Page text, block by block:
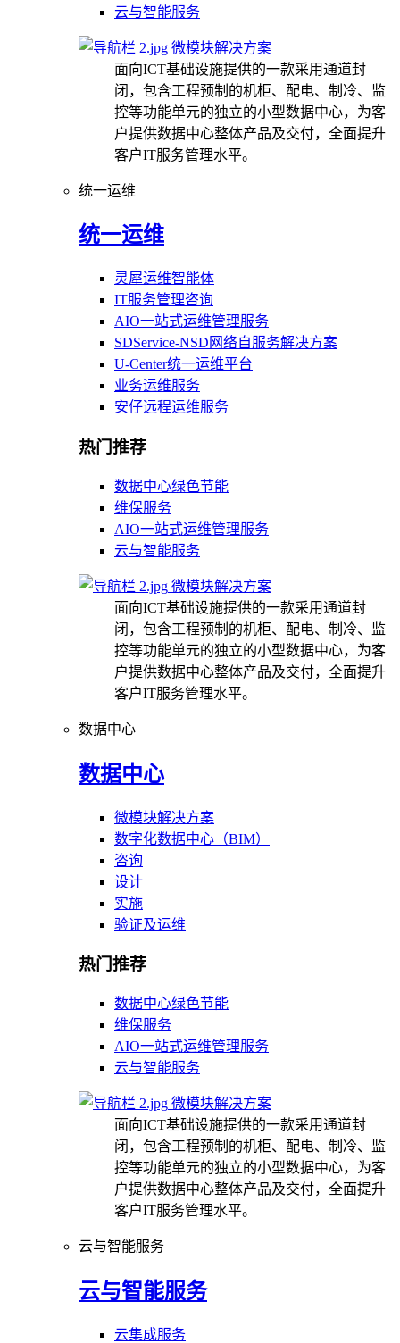
云与智能服务
微模块解决方案
面向ICT基础设施提供的一款采用通道封
闭，包含工程预制的机柜、配电、制冷、监
控等功能单元的独立的小型数据中心，为客
户提供数据中心整体产品及交付，全面提升
客户IT服务管理水平。
统一运维
统一运维
灵犀运维智能体
IT服务管理咨询
AIO一站式运维管理服务
SDService-NSD网络自服务解决方案
U-Center统一运维平台
业务运维服务
安仔远程运维服务
热门推荐
数据中心绿色节能
维保服务
AIO一站式运维管理服务
云与智能服务
微模块解决方案
面向ICT基础设施提供的一款采用通道封
闭，包含工程预制的机柜、配电、制冷、监
控等功能单元的独立的小型数据中心，为客
户提供数据中心整体产品及交付，全面提升
客户IT服务管理水平。
数据中心
数据中心
微模块解决方案
数字化数据中心（BIM）
咨询
设计
实施
验证及运维
热门推荐
数据中心绿色节能
维保服务
AIO一站式运维管理服务
云与智能服务
微模块解决方案
面向ICT基础设施提供的一款采用通道封
闭，包含工程预制的机柜、配电、制冷、监
控等功能单元的独立的小型数据中心，为客
户提供数据中心整体产品及交付，全面提升
客户IT服务管理水平。
云与智能服务
云与智能服务
云集成服务